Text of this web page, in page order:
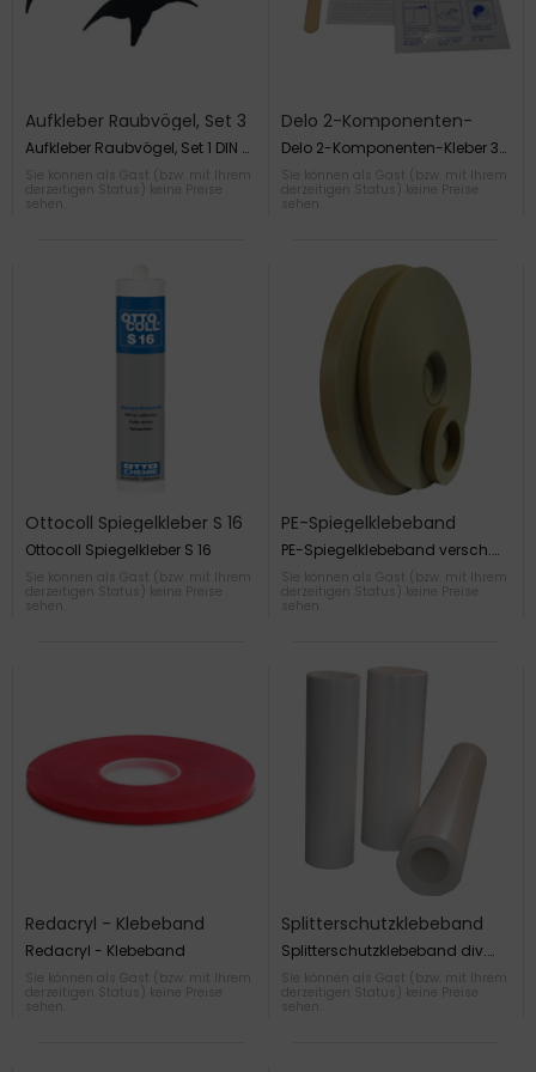
Aufkleber Raubvögel, Set 3
DIN A 3, 205mm bis 375m
Aufkleber Raubvögel, Set 1 DIN A
Sie können als Gast (bzw. mit Ihrem
derzeitigen Status) keine Preise
Delo 2-Komponenten-
Kleber
Delo 2-Komponenten-Kleber 3g
Sie können als Gast (bzw. mit Ihrem
derzeitigen Status) keine Preise
Ottocoll Spiegelkleber S 16
Ottocoll Spiegelkleber S 16
Sie können als Gast (bzw. mit Ihrem
derzeitigen Status) keine Preise
PE-Spiegelklebeband
versch. Größen
PE-Spiegelklebeband versch.
Sie können als Gast (bzw. mit Ihrem
derzeitigen Status) keine Preise
Redacryl - Klebeband
Redacryl - Klebeband
Sie können als Gast (bzw. mit Ihrem
derzeitigen Status) keine Preise
Splitterschutzklebeband
div. Größen
Splitterschutzklebeband div.
Sie können als Gast (bzw. mit Ihrem
derzeitigen Status) keine Preise